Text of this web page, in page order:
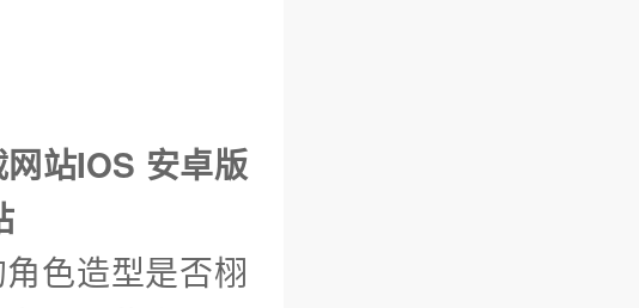
站IOS 安卓版
色造型是否栩